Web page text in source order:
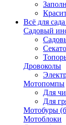
Всё для
Садовый
Дровоколы
Мотопомпы
Для
Для
Мотобуры
Мотоблоки